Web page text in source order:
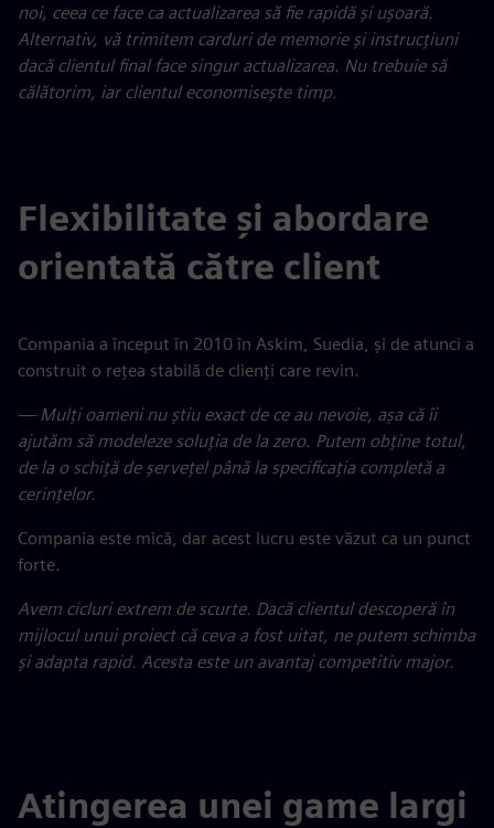
noi, ceea ce face ca actualizarea să fie rapidă și ușoară.
Alternativ, vă trimitem carduri de memorie și instrucțiuni
dacă clientul final face singur actualizarea. Nu trebuie să
călătorim, iar clientul economisește timp.
Flexibilitate și abordare
orientată către client
Compania a început în 2010 în Askim, Suedia, și de atunci a
construit o rețea stabilă de clienți care revin.
— Mulți oameni nu știu exact de ce au nevoie, așa că îi
ajutăm să modeleze soluția de la zero. Putem obține totul,
de la o schiță de șervețel până la specificația completă a
cerințelor.
Compania este mică, dar acest lucru este văzut ca un punct
forte.
Avem cicluri extrem de scurte. Dacă clientul descoperă în
mijlocul unui proiect că ceva a fost uitat, ne putem schimba
și adapta rapid. Acesta este un avantaj competitiv major.
Atingerea unei game largi